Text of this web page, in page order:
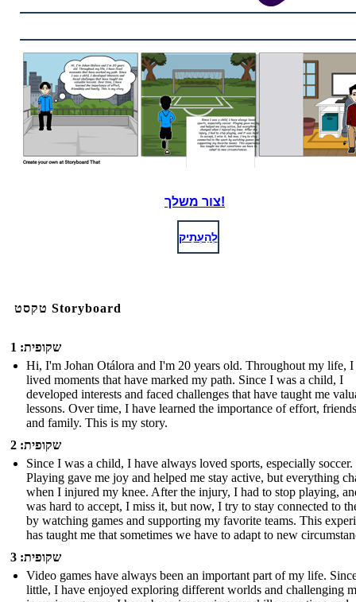
צור משלך!
לְהַעְתִיק
טקסט Storyboard
שקופית: 1
Hi, I'm Johan Otálora and I'm 20 years old. Throughout my life, I
lived moments that have marked my path. Since I was a child, I
developed interests and faced challenges that have taught me
lessons. Over time, I have learned the importance of effort,
and family. This is my story.
שקופית: 2
Since I was a child, I have always loved sports, especially soccer.
Playing gave me joy and helped me stay active, but everything
when I injured my knee. After the injury, I had to stop playing,
was hard to accept, I miss it, but now, I try to stay connected to
by watching games and supporting my favorite teams. This
has taught me that sometimes we have to adapt to new
שקופית: 3
Video games have always been an important part of my life.
little, I have enjoyed exploring different worlds and challenging